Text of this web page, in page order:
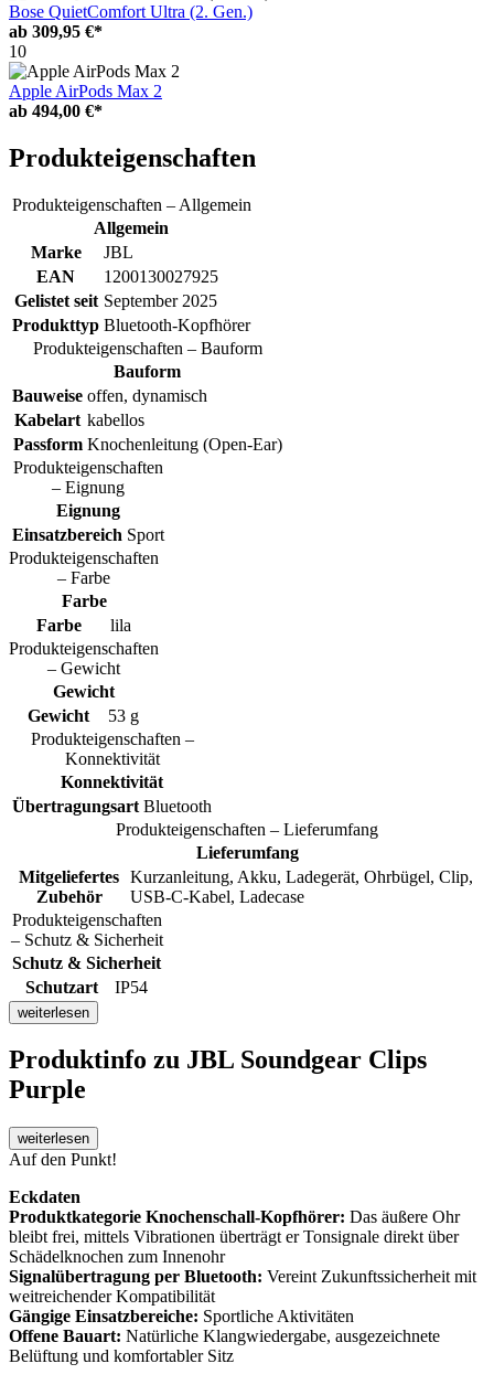
Bose QuietComfort Ultra (2. Gen.)
ab 309,95 €*
10
Apple AirPods Max 2
ab 494,00 €*
Produkteigenschaften
Produkteigenschaften – Allgemein
Allgemein
Marke
JBL
EAN
1200130027925
Gelistet seit September 2025
Produkttyp Bluetooth-Kopfhörer
Produkteigenschaften – Bauform
Bauform
Bauweise offen, dynamisch
Kabelart kabellos
Passform Knochenleitung (Open-Ear)
Produkteigenschaften
– Eignung
Eignung
Einsatzbereich Sport
Produkteigenschaften
– Farbe
Farbe
Farbe
lila
Produkteigenschaften
– Gewicht
Gewicht
Gewicht
53 g
Produkteigenschaften –
Konnektivität
Konnektivität
Übertragungsart Bluetooth
Produkteigenschaften – Lieferumfang
Lieferumfang
Mitgeliefertes
Zubehör
Kurzanleitung, Akku, Ladegerät, Ohrbügel, Clip,
USB-C-Kabel, Ladecase
Produkteigenschaften
– Schutz & Sicherheit
Schutz & Sicherheit
Schutzart
IP54
weiterlesen
Produktinfo zu JBL Soundgear Clips
Purple
weiterlesen
Auf den Punkt!
Eckdaten
Produktkategorie Knochenschall-Kopfhörer: Das äußere Ohr
bleibt frei, mittels Vibrationen überträgt er Tonsignale direkt über
Schädelknochen zum Innenohr
Signalübertragung per Bluetooth: Vereint Zukunftssicherheit mit
weitreichender Kompatibilität
Gängige Einsatzbereiche: Sportliche Aktivitäten
Offene Bauart: Natürliche Klangwiedergabe, ausgezeichnete
Belüftung und komfortabler Sitz